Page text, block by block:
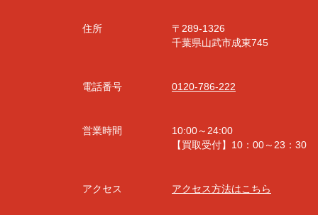
住所
〒289-1326
千葉県山武市成東745
電話番号 0120-786-222
営業時間
10:00～24:00
【買取受付】10：00～23：30
アクセス アクセス方法はこちら